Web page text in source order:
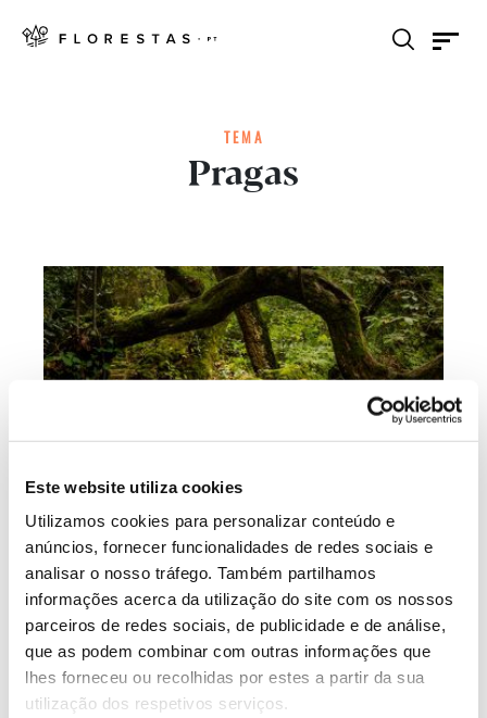
Este website utiliza cookies
Utilizamos cookies para personalizar conteúdo e
anúncios, fornecer funcionalidades de redes sociais e
analisar o nosso tráfego. Também partilhamos
informações acerca da utilização do site com os nossos
parceiros de redes sociais, de publicidade e de análise,
que as podem combinar com outras informações que
lhes forneceu ou recolhidas por estes a partir da sua
utilização dos respetivos serviços.
TEMA
Pragas
Qual a idade das florestas em
Portugal e na Europa? E a
sua saúde?
Em Portugal, a idade das florestas situa-se, na